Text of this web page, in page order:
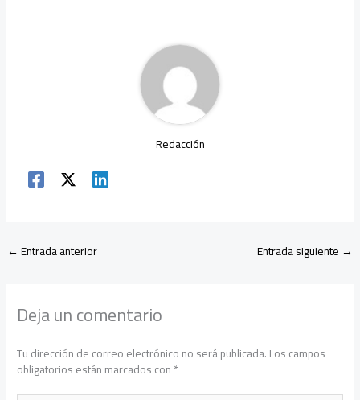
p
p
Redacción
←Entrada anterior Entrada siguiente →
Deja un comentario
Tu dirección de correo electrónico no será publicada.Los campos
obligatorios están marcados con*